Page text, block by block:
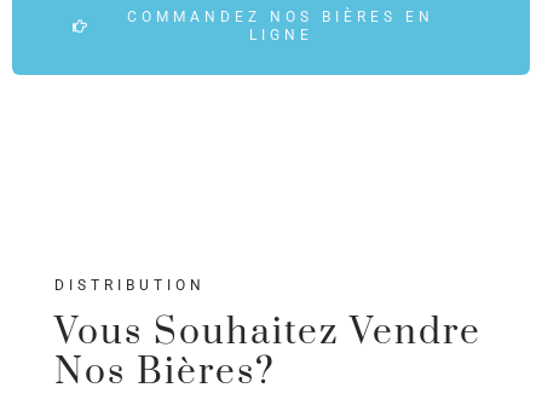
COMMANDEZ NOS BIÈRES EN
LIGNE
DISTRIBUTION
Vous Souhaitez Vendre
Nos Bières?